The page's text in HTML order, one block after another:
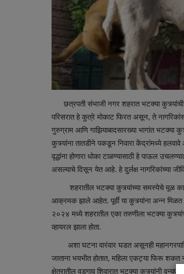
छत्रपती संभाजी नगर शहरात भटक्या कुत्र्यांची
परिसरात हे कुत्रे मोकाट फिरत असून, ते
गुरुग्राम आणि गाझियाबादसारख्या भागांत
कुत्र्यांना तातडीने पकडून निवारा केंद्रांमध्ये
वृद्धांना होणारा धोका टाळण्यासाठी हे पाऊल
असल्याचे दिसून येत आहे. हे दुर्लक्ष नागरिकांच्या
शहरातील भटक्या कुत्र्यांच्या समस्येचे मूळ
आक्रमक झाले आहेत. पूर्वी या कुत्र्यांना अन्न
२०२४ मध्ये शहरातील एका तरुणीला भटक्या
व्हायरल झाला होता.
अशा घटना वारंवार घडत असूनही
जाताना भयभीत होतात, महिला एकट्या फिरू
क्षेत्रातील वडगाव शिवारात भटक्या कुत्र्यांनी